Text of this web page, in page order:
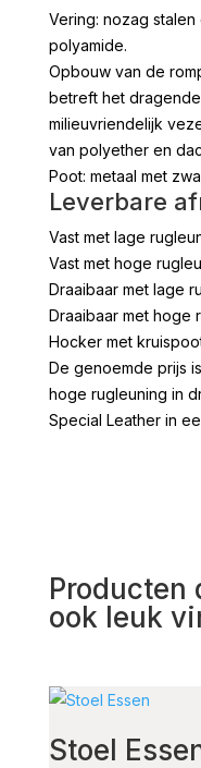
Vering: nozag
polyamide.
Opbouw van de
betreft het
milieuvriendelijk
van polyether en
Poot: metaal met
Leverbare
Vast met lage
Vast met hoge
Draaibaar met lage
Draaibaar met hoge
Hocker met
De genoemde prijs
hoge rugleuning in
Special Leather in
Producten
ook leuk
Stoel